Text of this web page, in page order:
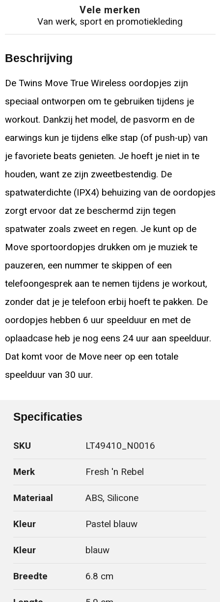
Vele merken
Van werk, sport en promotiekleding
Beschrijving
De Twins Move True Wireless oordopjes zijn
speciaal ontworpen om te gebruiken tijdens je
workout. Dankzij het model, de pasvorm en de
earwings kun je tijdens elke stap (of push-up) van
je favoriete beats genieten. Je hoeft je niet in te
houden, want ze zijn zweetbestendig. De
spatwaterdichte (IPX4) behuizing van de oordopjes
zorgt ervoor dat ze beschermd zijn tegen
spatwater zoals zweet en regen. Je kunt op de
Move sportoordopjes drukken om je muziek te
pauzeren, een nummer te skippen of een
telefoongesprek aan te nemen tijdens je workout,
zonder dat je je telefoon erbij hoeft te pakken. De
oordopjes hebben 6 uur speelduur en met de
oplaadcase heb je nog eens 24 uur aan speelduur.
Dat komt voor de Move neer op een totale
speelduur van 30 uur.
Specificaties
SKU LT49410_N0016
Merk Fresh 'n Rebel
Materiaal ABS, Silicone
Kleur Pastel blauw
Kleur blauw
Breedte 6.8 cm